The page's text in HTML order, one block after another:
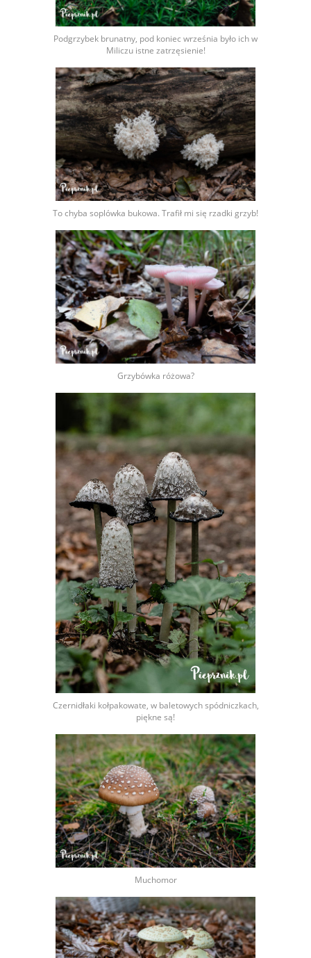
Podgrzybek brunatny, pod koniec września było ich w
Miliczu istne zatrzęsienie!
To chyba soplówka bukowa. Trafił mi się rzadki grzyb!
Grzybówka różowa?
Czernidłaki kołpakowate, w baletowych spódniczkach,
piękne są!
Muchomor